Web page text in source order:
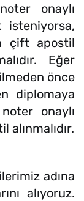
onaylı
isteniyorsa,
çift apostil
Eğer
önce
diplomaya
onaylı
adına
alıyoruz.